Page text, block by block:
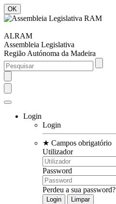
ALRAM
Assembleia Legislativa
Região Autónoma da Madeira
Login
Login
★ Campos obrigatório
Utilizador
Password
Perdeu a sua password?